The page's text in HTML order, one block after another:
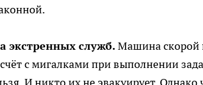
экстренных служб.Машина скорой
с мигалками при выполнении